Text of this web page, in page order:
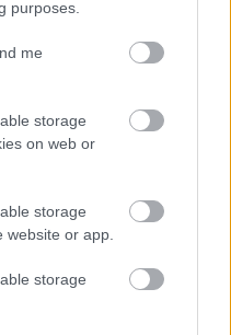
purposes.
me
storage
on web or
storage
website or app.
storage
na 20 km:
a kde sledovat
neprohrál. A
Klæba